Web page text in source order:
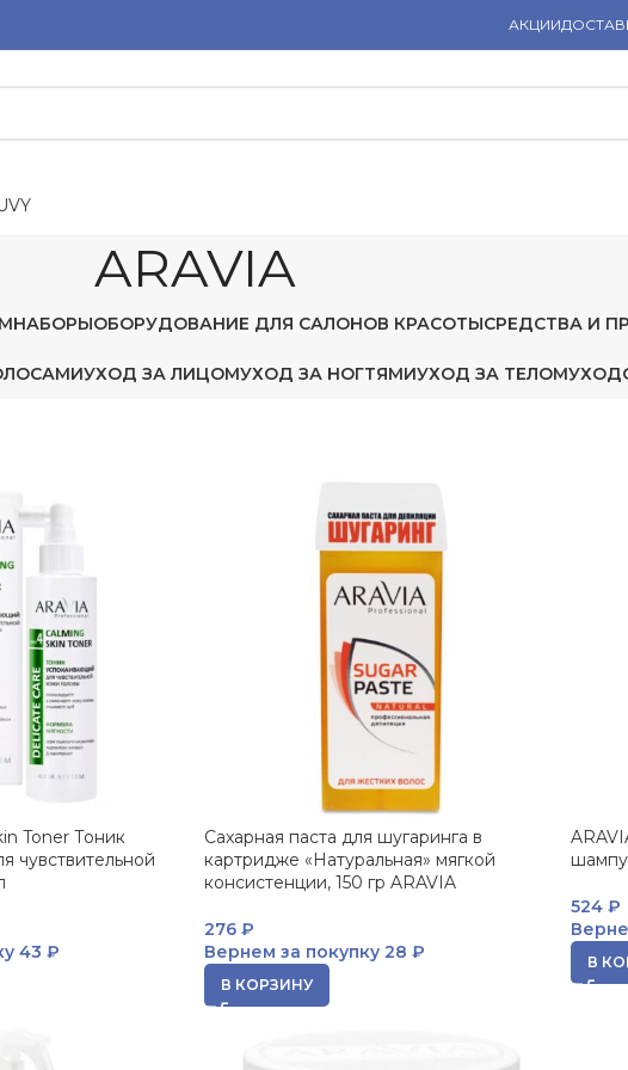
АКЦИИ
VY
ARAVIA
НАБОРЫОБОРУДОВАНИЕ ДЛЯ САЛОНОВ КРАСОТЫСРЕДСТВА И
УХОД ЗА ЛИЦОМУХОД ЗА НОГТЯМИУХОД ЗА ТЕЛОМ
Toner Тоник
чувствительной
43 ₽
Сахарная паста для шугаринга в
картридже «Натуральная» мягкой
консистенции, 150 гр ARAVIA
276₽
Вернем за покупку 28 ₽
В КОРЗИНУ
524 ₽
В